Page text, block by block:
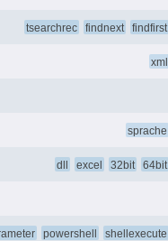
tsearchrec findnext findfirst
xml
sprache
dll excel 32bit 64bit
powershell shellexecute